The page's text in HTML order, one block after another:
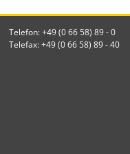
Telefon: +49 (0 66 58) 89 - 0
Telefax: +49 (0 66 58) 89 - 40